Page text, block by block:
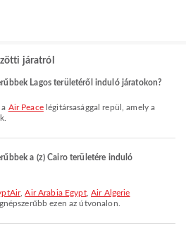
járatról
Lagos területéről induló járatokon?
a Air Peacelégitársasággal repül, amely a
a (z) Cairo területére induló
,Air Arabia Egypt, Air Algerie
ezen az útvonalon.